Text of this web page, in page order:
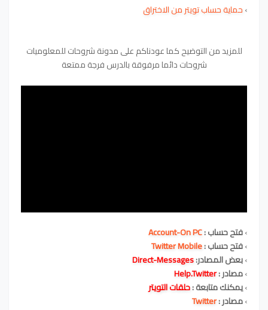
›حماية حساب تويتر من الاختراق
للمزيد من التوضيح كما عودناكم على مدونة شروحات للمعلوميات
شروحات دائما مرفوقة بالدرس فرجة ممتعة
›فتح حساب :Account-On PC
›فتح حساب : Twitter Mobile
›بعض المصادر:Direct-Messages
›مصادر :
›يمكنك متابعة :حلقات التويتر
›مصادر :Twitter